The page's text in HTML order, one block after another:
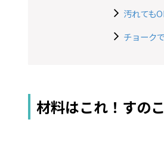
汚れても
チョーク
材料はこれ！すの